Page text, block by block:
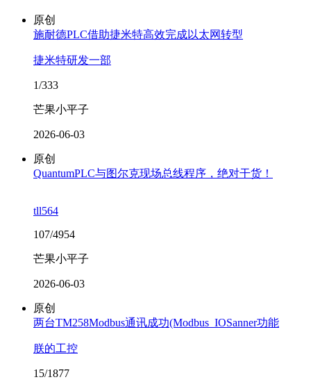
原创
施耐德PLC借助捷米特高效完成以太网转型
捷米特研发一部
1/333
芒果小平子
2026-06-03
原创
QuantumPLC与图尔克现场总线程序，绝对干货！
tll564
107/4954
芒果小平子
2026-06-03
原创
两台TM258Modbus通讯成功(Modbus_IOSanner功能
朕的工控
15/1877